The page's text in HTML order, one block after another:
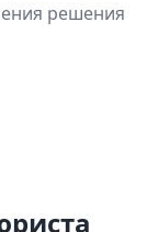
решения